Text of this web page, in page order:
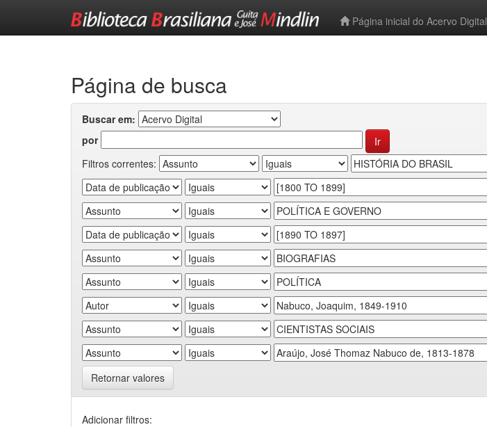
Página inicial do Acervo Digital
Página de busca
Buscar em:
por
Filtros correntes:
Retornar valores
Adicionar filtros: